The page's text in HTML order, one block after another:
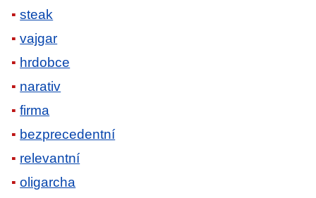
steak
vajgar
hrdobce
narativ
firma
bezprecedentní
relevantní
oligarcha